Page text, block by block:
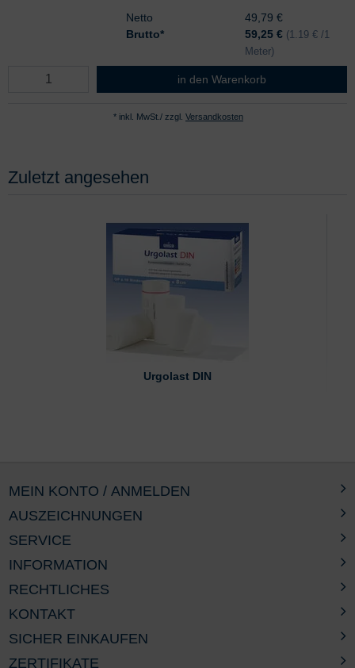
Netto
49,79 €
Brutto*
59,25 € (1.19 € /1
Meter)
Urgolast DIN 5m x 8cm
in den Warenkorb
* inkl. MwSt./ zzgl. Versandkosten
Zuletzt angesehen
Urgolast DIN
AUSZEICHNUNGEN
SERVICE
INFORMATION
RECHTLICHES
MEIN KONTO / ANMELDEN
KONTAKT
SICHER EINKAUFEN
ZERTIFIKATE